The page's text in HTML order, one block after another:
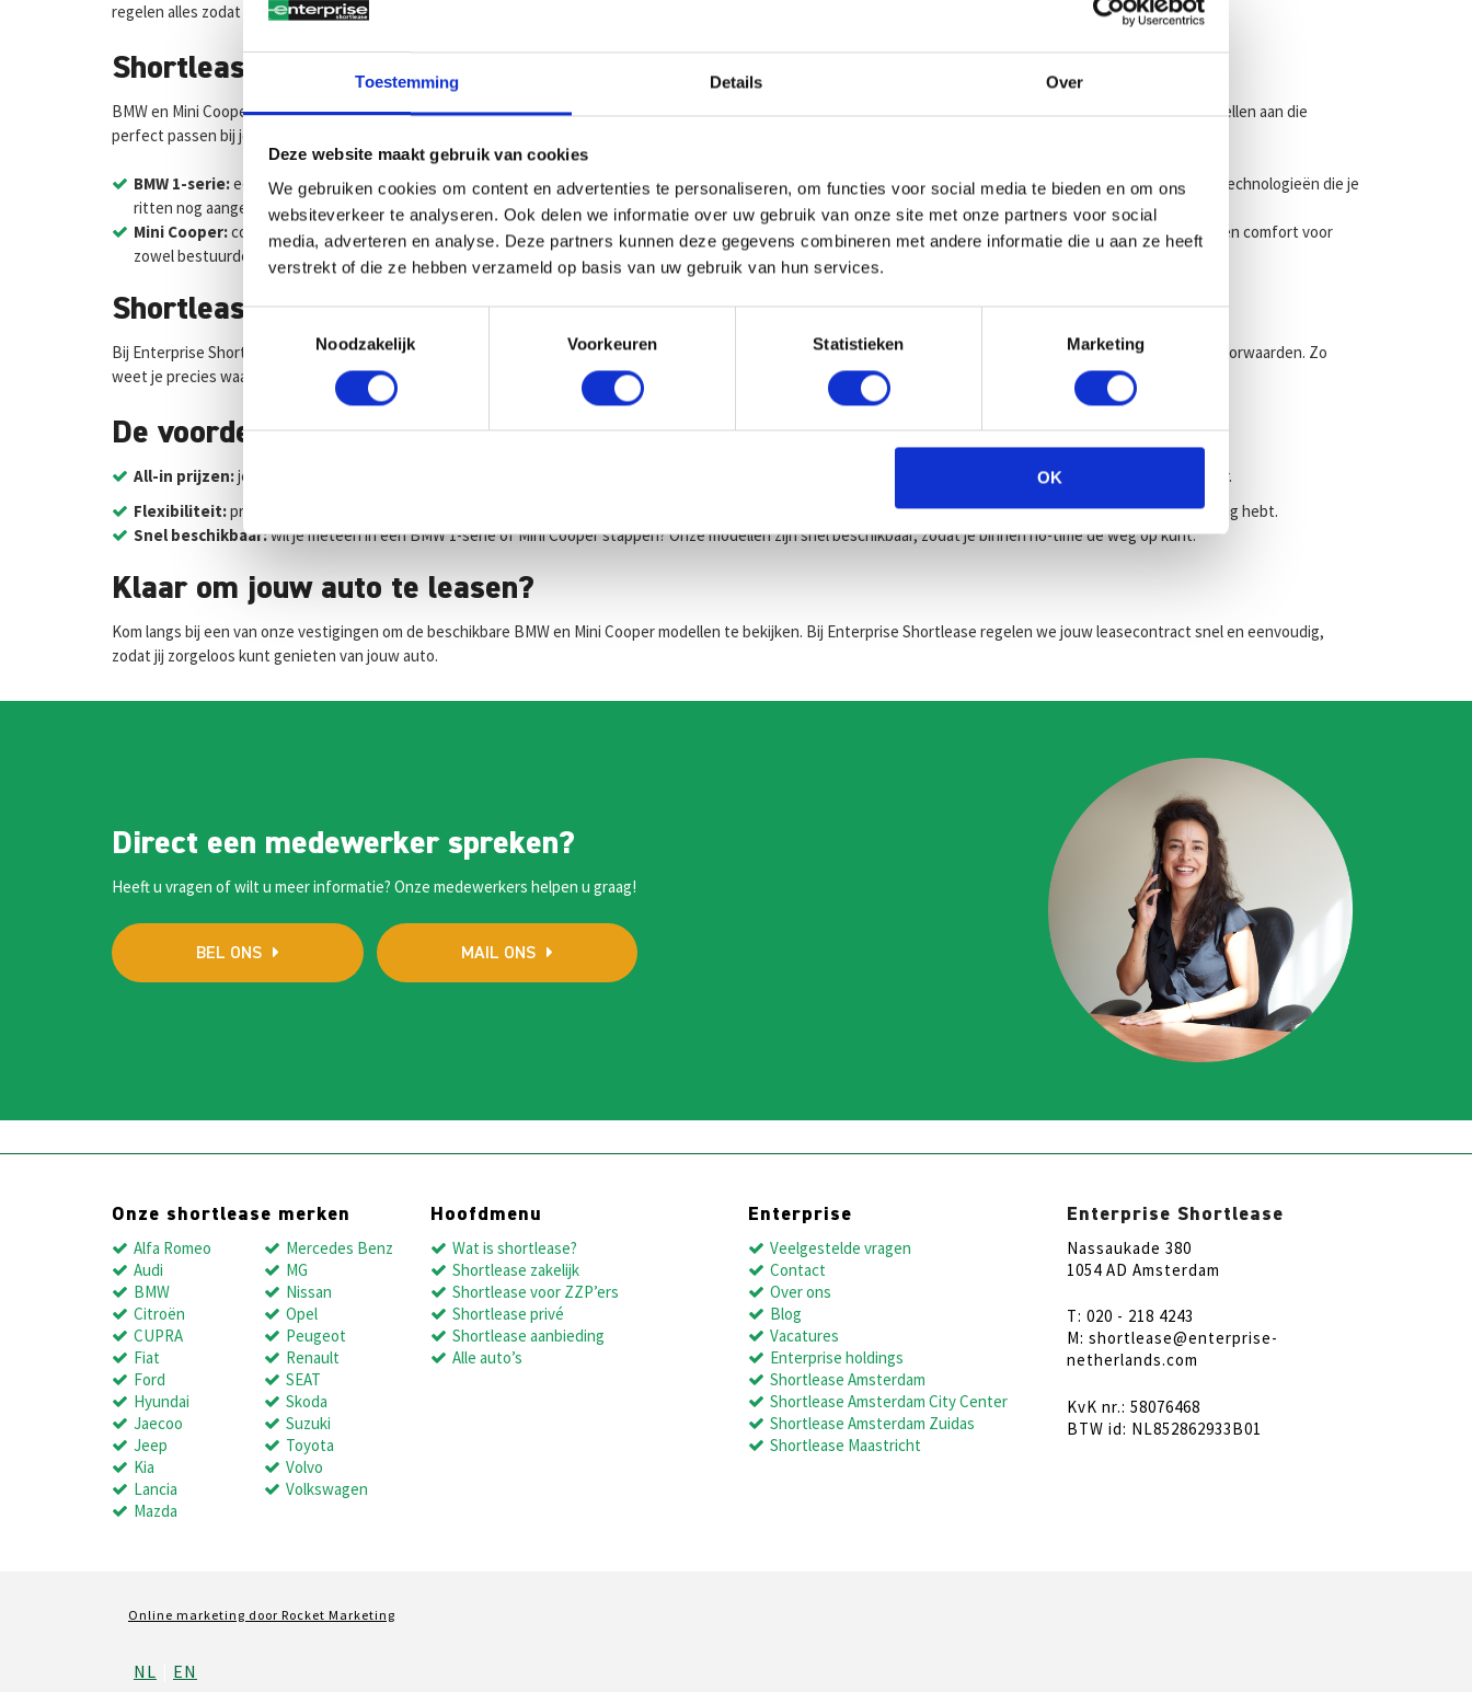
Toestemming Details Over
Deze website maakt gebruik van cookies
We gebruiken cookies om content en advertenties te personaliseren, om functies voor social media te bieden en om ons
websiteverkeer te analyseren. Ook delen we informatie over uw gebruik van onze site met onze partners voor social
media, adverteren en analyse. Deze partners kunnen deze gegevens combineren met andere informatie die u aan ze heeft
verstrekt of die ze hebben verzameld op basis van uw gebruik van hun services.
Toestemmingsselectie
Noodzakelijk
Voorkeuren Statistieken Marketing
OK
regelen alles zodat jij zorgeloos op pad kunt.
Shortlease BMW: betrouwbaarheid en rijplezier in elk model
BMW en Mini Cooper zijn iconische merken die bekendstaan om hun betrouwbaarheid, rijplezier en tijdloze designs. Bij Enterprise Shortlease bieden we allerlei modellen aan die
perfect passen bij jouw levensstijl, zoals:
BMW 1-serie:een dynamische en stijlvolle hatchback die uitblinkt in rijcomfort en sportiviteit. Perfect voor stadsritten of langere afstanden, met de nieuwste technologieën die je
ritten nog aangenamer maken.
Mini Cooper:compact, maar vol karakter. De Mini Cooper combineert een iconisch design met wendbaarheid en plezier. Ideaal voor in de stad, met volop ruimte en comfort voor
zowel bestuurder als passagiers.
Shortlease bij Enterprise: flexibiliteit en gemak
Bij Enterprise Shortlease profiteer je van flexibele leaseopties die zijn afgestemd op jouw situatie. Of je nu particulier of zakelijk rijdt, wij bieden altijd glasheldere voorwaarden. Zo
weet je precies waar je aan toe bent.
De voordelen
All-in prijzen:je maandelijkse bedrag omvat alles, van verzekering en onderhoud tot wegenbelasting en pechhulp. Geen verrassingen, alleen zorgeloos rijplezier.
Flexibiliteit:profiteer van kortlopende leasecontracten die je na één maand dagelijks kunt opzeggen. Ideaal als je nog niet zeker weet hoe lang je een auto nodig hebt.
Snel beschikbaar:wil je meteen in een BMW 1-serie of Mini Cooper stappen? Onze modellen zijn snel beschikbaar, zodat je binnen no-time de weg op kunt.
Klaar om jouw auto te leasen?
Kom langs bij een van onze vestigingen om de beschikbare BMW en Mini Cooper modellen te bekijken. Bij Enterprise Shortlease regelen we jouw leasecontract snel en eenvoudig,
zodat jij zorgeloos kunt genieten van jouw auto.
Direct een medewerker spreken?
Heeft u vragen of wilt u meer informatie? Onze medewerkers helpen u graag!
BEL ONS MAIL ONS
Onze shortlease merken
Alfa Romeo
Audi
BMW
Citroën
CUPRA
Fiat
Ford
Hyundai
Jaecoo
Jeep
Kia
Lancia
Mazda
Mercedes Benz
MG
Nissan
Opel
Peugeot
Renault
SEAT
Skoda
Suzuki
Toyota
Volvo
Volkswagen
Hoofdmenu
Wat is shortlease?
Shortlease zakelijk
Shortlease voor ZZP’ers
Shortlease privé
Shortlease aanbieding
Alle auto’s
Enterprise
Veelgestelde vragen
Contact
Over ons
Blog
Vacatures
Enterprise holdings
Shortlease Amsterdam
Shortlease Amsterdam City Center
Shortlease Amsterdam Zuidas
Shortlease Maastricht
Enterprise Shortlease
Nassaukade 380
1054 AD Amsterdam
T: 020 - 218 4243
M: shortlease@enterprise-
netherlands.com
KvK nr.: 58076468
BTW id: NL852862933B01
Online marketing door Rocket Marketing
NL EN